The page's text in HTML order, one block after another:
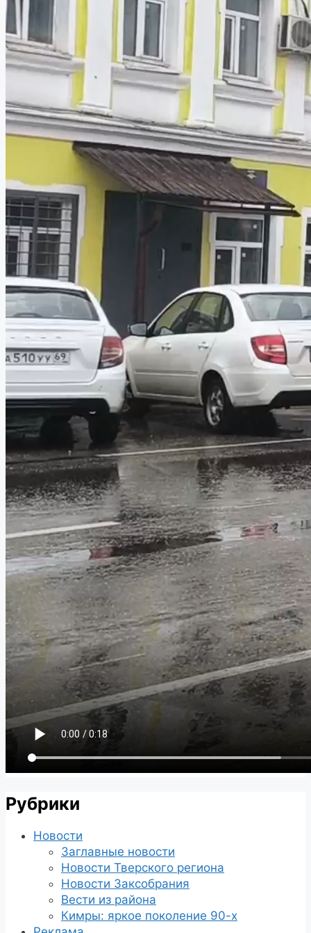
Рубрики
Новости
Заглавные новости
Новости Тверского региона
Новости Заксобрания
Вести из района
Кимры: яркое поколение 90-х